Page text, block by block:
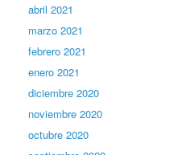
abril 2021
marzo 2021
febrero 2021
enero 2021
diciembre 2020
noviembre 2020
octubre 2020